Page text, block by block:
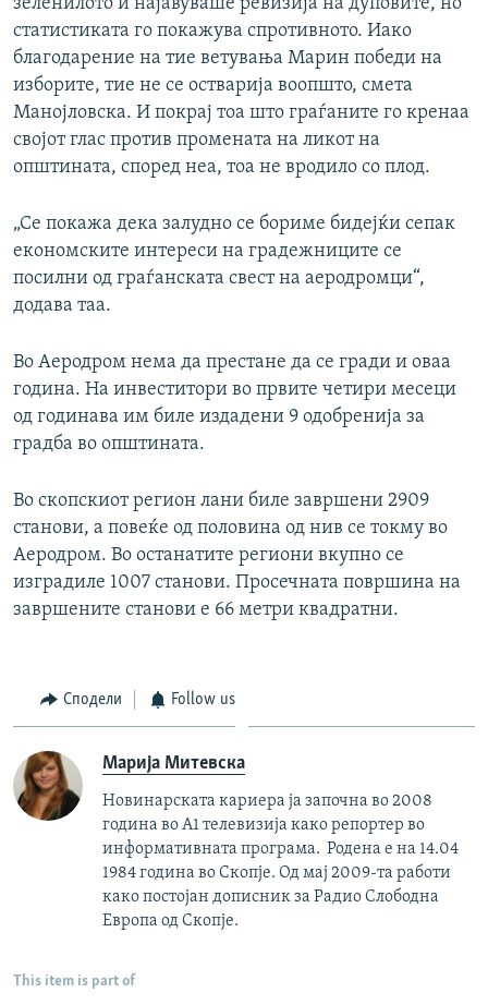
статистиката го покажува спротивното. Иако
благодарение на тие ветувања Марин победи на
изборите, тие не се остварија воопшто, смета
Манојловска. И покрај тоа што граѓаните го кренаа
својот глас против промената на ликот на
општината, според неа, тоа не вродило со плод.
„Се покажа дека залудно се бориме бидејќи сепак
економските интереси на градежниците се
посилни од граѓанската свест на аеродромци“,
додава таа.
Во Аеродром нема да престане да се гради и оваа
година. На инвеститори во првите четири месеци
од годинава им биле издадени 9 одобренија за
градба во општината.
Во скопскиот регион лани биле завршени 2909
станови, а повеќе од половина од нив се токму во
Аеродром. Во останатите региони вкупно се
изградиле 1007 станови. Просечната површина на
завршените станови е 66 метри квадратни.
Сподели Follow us
Марија Митевска
Новинарската кариера ја започна во 2008
година во А1 телевизија како репортер во
информативната програма. Родена е на 14.04
1984 година во Скопје. Од мај 2009-та работи
како постојан дописник за Радио Слободна
Европа од Скопје.
This item is part of